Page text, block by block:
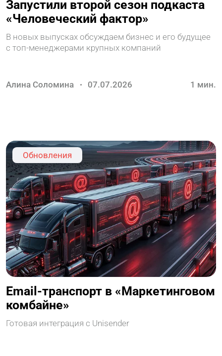
Запустили второй сезон подкаста
«Человеческий фактор»
В новых выпусках обсуждаем бизнес и его будущее
с топ-менеджерами крупных компаний
Алина Соломина 07.07.2026 1 мин.
Обновления
Email-транспорт в «Маркетинговом
комбайне»
Готовая интеграция с Unisender